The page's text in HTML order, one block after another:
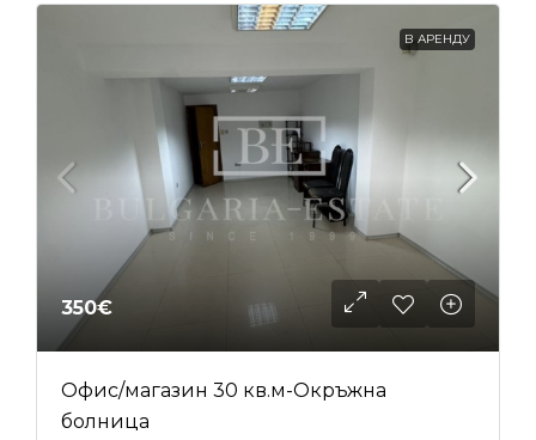
В АРЕНДУ
350€
Офис/магазин 30 кв.м-Окръжна
болница